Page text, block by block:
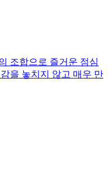
조합으로 즐거운 점심
을 놓치지 않고 매우 만